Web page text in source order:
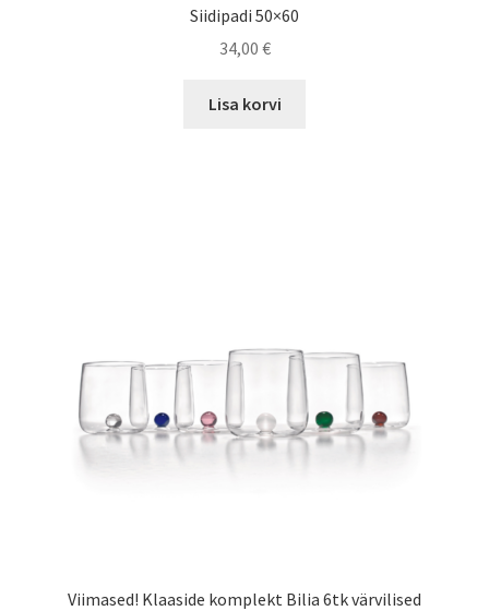
Siidipadi 50×60
34,00 €
Lisa korvi
Viimased! Klaaside komplekt Bilia 6tk värvilised